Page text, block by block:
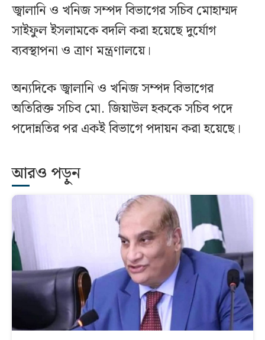
জ্বালানি ও খনিজ সম্পদ বিভাগের সচিব মোহাম্মদ
সাইফুল ইসলামকে বদলি করা হয়েছে দুর্যোগ
ব্যবস্থাপনা ও ত্রাণ মন্ত্রণালয়ে।
অন্যদিকে জ্বালানি ও খনিজ সম্পদ বিভাগের
অতিরিক্ত সচিব মো. জিয়াউল হককে সচিব পদে
পদোন্নতির পর একই বিভাগে পদায়ন করা হয়েছে।
আরও পড়ুন